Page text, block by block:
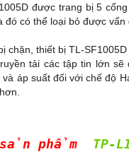
được trang bị 5
có thể loại bỏ được
chặn, thiết bị TL-
tải các tập tin lớn
áp suất đối với chế độ
phẩm TP-